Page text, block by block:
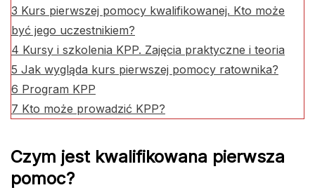
3 Kurs pierwszej pomocy kwalifikowanej. Kto może
być jego uczestnikiem?
4 Kursy i szkolenia KPP. Zajęcia praktyczne i teoria
5 Jak wygląda kurs pierwszej pomocy ratownika?
6 Program KPP
7 Kto może prowadzić KPP?
Czym jest kwalifikowana pierwsza
pomoc?